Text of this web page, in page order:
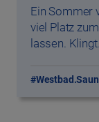
Ein Sommer
viel Platz
lassen.